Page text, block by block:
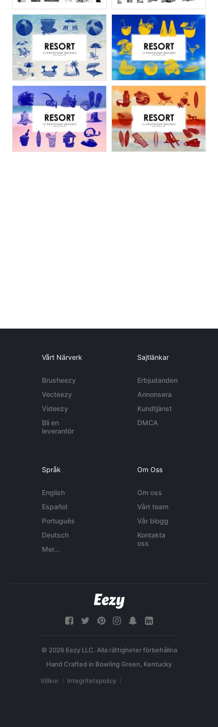
Vårt Närverk
Brusheezy
Vecteezy
Videezy
Bli en
leverantör
Sajtlänkar
Erbjudanden
Annonsera
Kundtjänst
DMCA
Språk
English
Español
Português
Deutsch
Mer...
Om Oss
Om oss
Vårt team
Vår blogg
Kontakta
oss
© 2026 Eezy LLC. Alla rättigheter förbehållna
Villkor Integritetspolicy